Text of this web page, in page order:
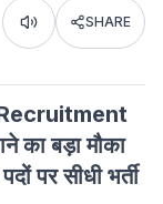
Listen SHARE
का बड़ा मौका
पर सीधी भर्ती